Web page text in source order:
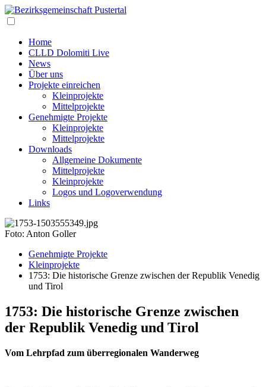
Home
CLLD Dolomiti Live
News
Über uns
Projekte einreichen
Kleinprojekte
Mittelprojekte
Genehmigte Projekte
Kleinprojekte
Mittelprojekte
Downloads
Allgemeine Dokumente
Mittelprojekte
Kleinprojekte
Logos und Logoverwendung
Links
Foto: Anton Goller
Genehmigte Projekte
Kleinprojekte
1753: Die historische Grenze zwischen der Republik Venedig
und Tirol
1753: Die historische Grenze zwischen
der Republik Venedig und Tirol
Vom Lehrpfad zum überregionalen Wanderweg